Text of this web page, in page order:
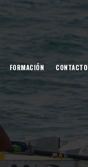
FORMACIÓN CONTACTO